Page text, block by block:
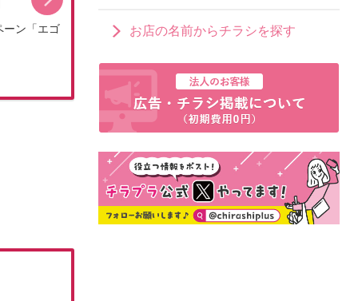
ーン「エゴ
コジ坊&マコちゃんのLINEスタンプ好評販売中!
お店の名前からチラシを探す